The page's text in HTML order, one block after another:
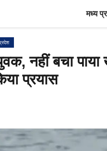
मध्य
नहीं बचा
प्रयास